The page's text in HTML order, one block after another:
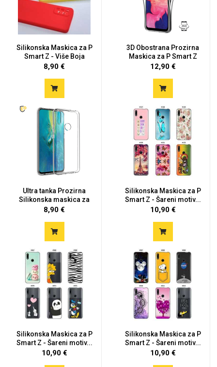
Silikonska Maskica za P
Smart Z - Više Boja
8,90 €
3D Obostrana Prozirna
Maskica za P Smart Z
12,90 €
Ultra tanka Prozirna
Silikonska maskica za
Hua...
8,90 €
Silikonska Maskica za P
Smart Z - Šareni motiv...
10,90 €
Silikonska Maskica za P
Smart Z - Šareni motiv...
10,90 €
Silikonska Maskica za P
Smart Z - Šareni motiv...
10,90 €